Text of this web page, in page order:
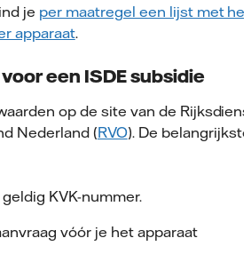
je per maatregel een lijst met het
apparaat.
een ISDE subsidie
op de site van de
Nederland (RVO). De belangrijkste
KVK-nummer.
vóór je het apparaat